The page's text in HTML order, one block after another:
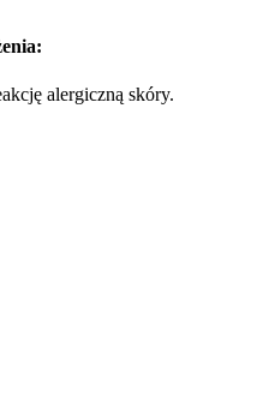
alergiczną skóry.